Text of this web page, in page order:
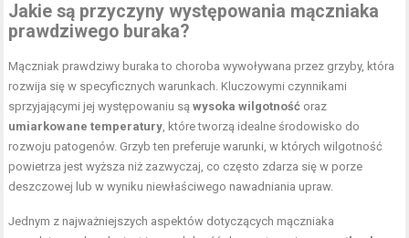
Jakie są przyczyny występowania mączniaka
prawdziwego buraka?
Mączniak prawdziwy buraka to choroba wywoływana przez grzyby, która
rozwija się w specyficznych warunkach. Kluczowymi czynnikami
sprzyjającymi jej występowaniu sąwysoka wilgotność oraz
umiarkowane temperatury, które tworzą idealne środowisko do
rozwoju patogenów. Grzyb ten preferuje warunki, w których wilgotność
powietrza jest wyższa niż zazwyczaj, co często zdarza się w porze
deszczowej lub w wyniku niewłaściwego nawadniania upraw.
Jednym z najważniejszych aspektów dotyczących mączniaka